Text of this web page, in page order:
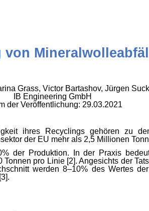
von
Grass, Victor Bartashov, Jürgen
IB Engineering GmbH
der Veröffentlichung: 29.03.2021
ihres Recyclings gehören zu
der EU mehr als 2,5 Millionen
der Produktion. In der Praxis
pro Linie [2]. Angesichts der
werden 8–10% des Wertes